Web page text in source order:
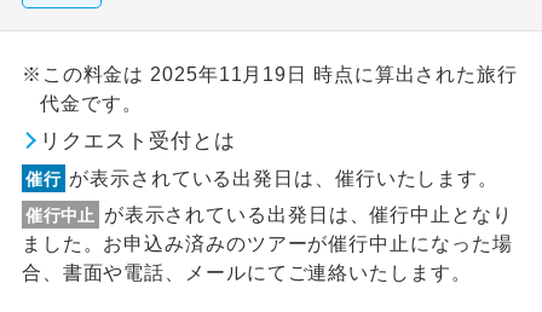
※この料金は 2025年11月19日 時点に算出された旅行
代金です。
リクエスト受付とは
催行 が表示されている出発日は、催行いたします。
催行中止
が表示されている出発日は、催行中止となり
ました。お申込み済みのツアーが催行中止になった場
合、書面や電話、メールにてご連絡いたします。